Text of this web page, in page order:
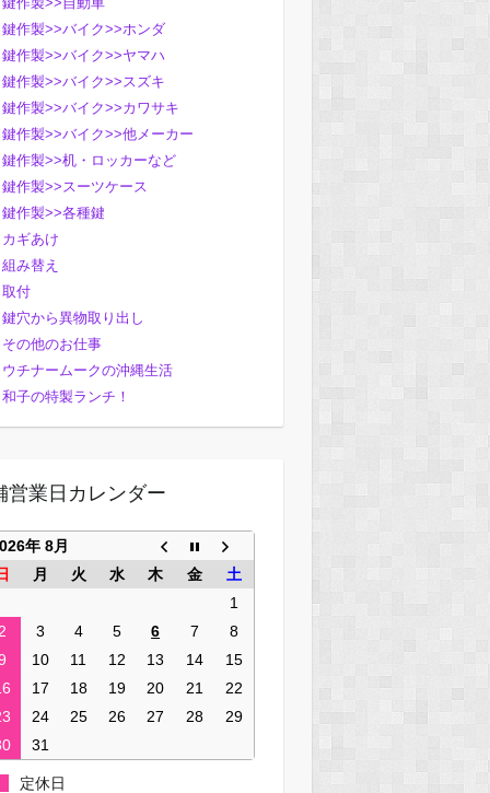
鍵作製>>バイク>>ホンダ
鍵作製>>バイク>>ヤマハ
鍵作製>>バイク>>スズキ
鍵作製>>バイク>>カワサキ
鍵作製>>バイク>>他メーカー
鍵作製>>机・ロッカーなど
鍵作製>>スーツケース
鍵作製>>各種鍵
カギあけ
組み替え
取付
鍵穴から異物取り出し
その他のお仕事
ウチナームークの沖縄生活
和子の特製ランチ！
営業日カレンダー
年 8月
月 火 水 木 金
土
1
3 4 5 6 7
8
10 11 12 13 14
15
17 18 19 20 21
22
24 25 26 27 28
29
31
定休日